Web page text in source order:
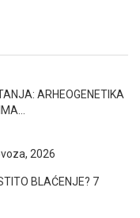
ARHEOGENETIKA
2026
BLAĆENJE? 7